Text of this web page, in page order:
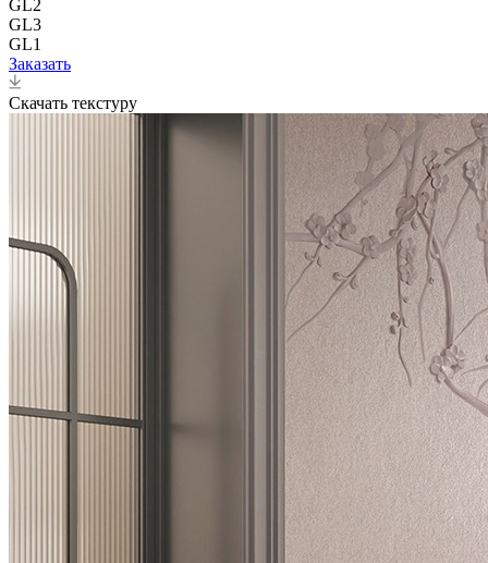
GL2
GL3
GL1
Заказать
Скачать текстуру